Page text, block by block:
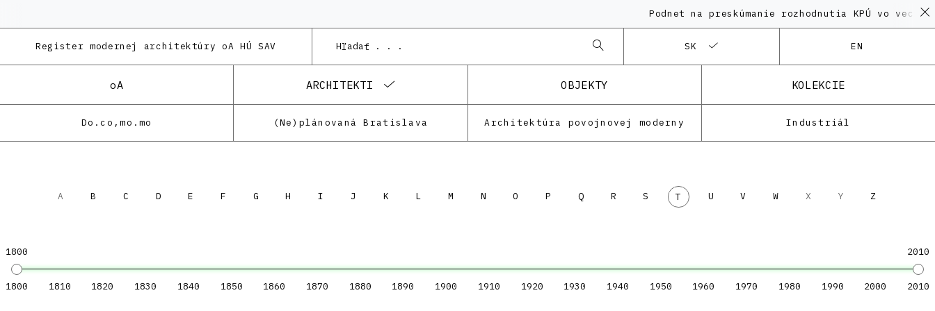
Podnet na preskúmanie rozhodnutia KPÚ vo veci
Register modernej architektúry oA HÚ SAV SK EN
oA ARCHITEKTI OBJEKTY KOLEKCIE
Do.co,mo.mo (Ne)plánovaná Bratislava Architektúra povojnovej moderny Industriál
A B C D E F G H I J K L M N O P Q R S T U V W X Y Z
1800 2010
1800 1810 1820 1830 1840 1850 1860 1870 1880 1890 1900 1910 1920 1930 1940 1950 1960 1970 1980 1990 2000 2010